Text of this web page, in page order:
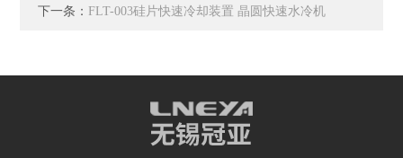
下一条： FLT-003硅片快速冷却装置 晶圆快速水冷机